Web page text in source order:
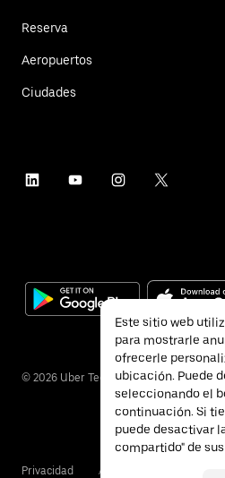
Reserva
Aeropuertos
Ciudades
© 2026 Uber Technologies Inc.
Privacidad Accesibilidad
Este sitio web
para mostrarle
ofrecerle
ubicación. Puede
seleccionando el
continuación. Si
puede desactivar
compartido" de